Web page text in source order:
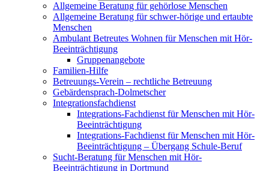
Allgemeine Beratung für gehörlose Menschen
Allgemeine Beratung für schwer-hörige und ertaubte
Menschen
Ambulant Betreutes Wohnen für Menschen mit Hör-
Beeinträchtigung
Gruppenangebote
Familien-Hilfe
Betreuungs-Verein – rechtliche Betreuung
Gebärdensprach-Dolmetscher
Integrationsfachdienst
Integrations-Fachdienst für Menschen mit Hör-
Beeinträchtigung
Integrations-Fachdienst für Menschen mit Hör-
Beeinträchtigung – Übergang Schule-Beruf
Sucht-Beratung für Menschen mit Hör-
Beeinträchtigung in Dortmund